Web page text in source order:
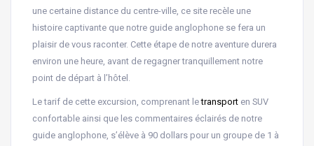
une certaine distance du centre-ville, ce site recèle une
histoire captivante que notre guide anglophone se fera un
plaisir de vous raconter. Cette étape de notre aventure durera
environ une heure, avant de regagner tranquillement notre
point de départ à l’hôtel.
Le tarif de cette excursion, comprenant letransport en SUV
confortable ainsi que les commentaires éclairés de notre
guide anglophone, s’élève à 90 dollars pour un groupe de 1 à